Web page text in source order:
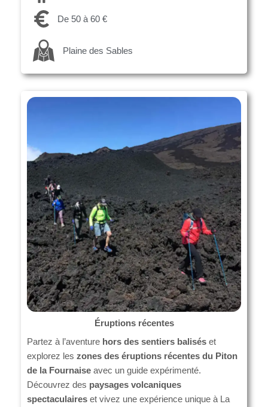
De 50 à 60 €
Plaine des Sables
Éruptions récentes
Partez à l’aventure hors des sentiers baliséset
explorez les zones des éruptions récentes du Piton
de la Fournaiseavec un guide expérimenté.
Découvrez des paysages volcaniques
spectaculaireset vivez une expérience unique à La